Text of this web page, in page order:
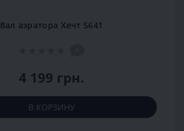
Вал аэратора Хечт 5641
4 199 грн.
В КОРЗИНУ